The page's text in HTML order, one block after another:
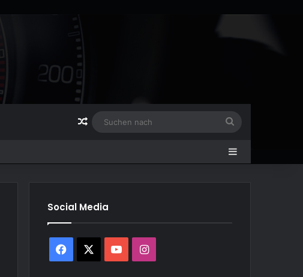
Zufälliger Artikel
Sidebar
Social Media
Facebook YouTubeInstagram